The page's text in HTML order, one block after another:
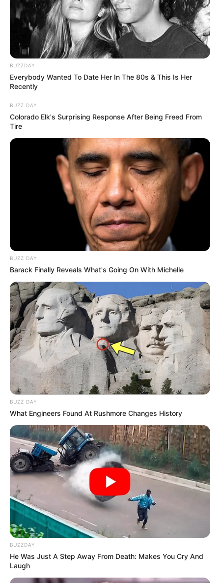
BUZZDAY
Everybody Wanted To Date Her In The 80s & This Is Her
Recently
BUZZ DAY
Colorado Elk's Surprising Response After Being Freed From
Tire
BUZZ DAY
Barack Finally Reveals What's Going On With Michelle
BUZZ DAY
What Engineers Found At Rushmore Changes History
BUZZDAY
He Was Just A Step Away From Death: Makes You Cry And
Laugh